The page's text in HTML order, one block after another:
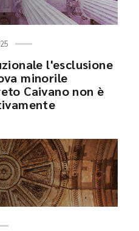
l'esclusione
minorile
Caivano non è